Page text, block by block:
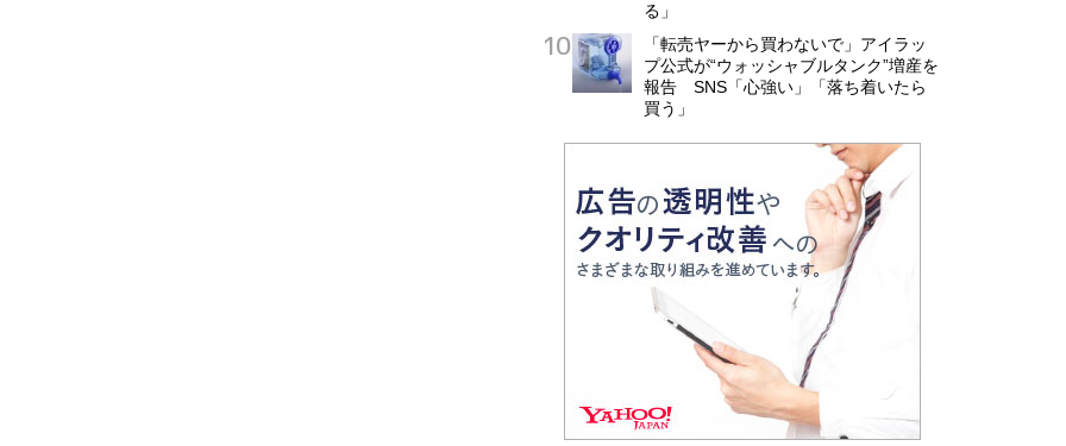
る」
「転売ヤーから買わないで」アイラッ
プ公式が“ウォッシャブルタンク”増産を
報告 SNS「心強い」「落ち着いたら
買う」